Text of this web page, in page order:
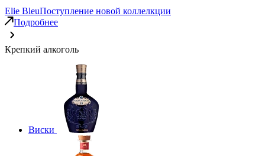
Elie BleuПоступление новой коллелкции
Подробнее
Крепкий алкоголь
Виски